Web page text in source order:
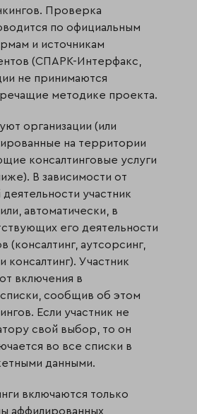
Проверка
по официальным
и источникам
(СПАРК-Интерфакс,
не принимаются
методике проекта.
организации (или
на территории
консалтинговые услуги
В зависимости от
участник
автоматически, в
его деятельности
(консалтинг, аутсорсинг,
консалтинг). Участник
включения в
сообщив об этом
Если участник не
свой выбор, то он
во все списки в
данными.
включаются только
аффилированных